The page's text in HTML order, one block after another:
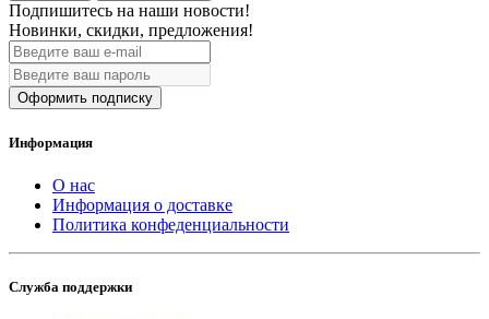
Подпишитесь на наши новости!
Новинки, скидки, предложения!
Оформить подписку
Информация
О нас
Информация о доставке
Политика конфеденциальности
Служба поддержки